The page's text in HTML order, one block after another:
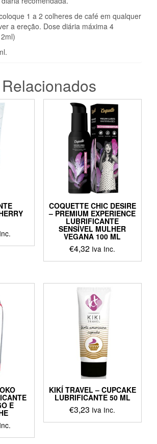
1 a 2 colheres de café em qualquer
a ereção. Dose diária máxima 4
COQUETTE CHIC DESIRE
– PREMIUM EXPERIENCE
LUBRIFICANTE
SENSÍVEL MULHER
VEGANA 100 ML
€4,32 Iva Inc.
E
KIKÍ TRAVEL – CUPCAKE
LUBRIFICANTE 50 ML
€3,23 Iva Inc.